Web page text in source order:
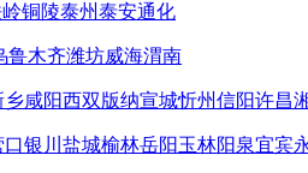
铜陵泰州泰安通化
鲁木齐潍坊威海渭南
乡咸阳西双版纳宣城忻州信阳许昌
口银川 盐城榆林岳阳玉林阳泉宜宾